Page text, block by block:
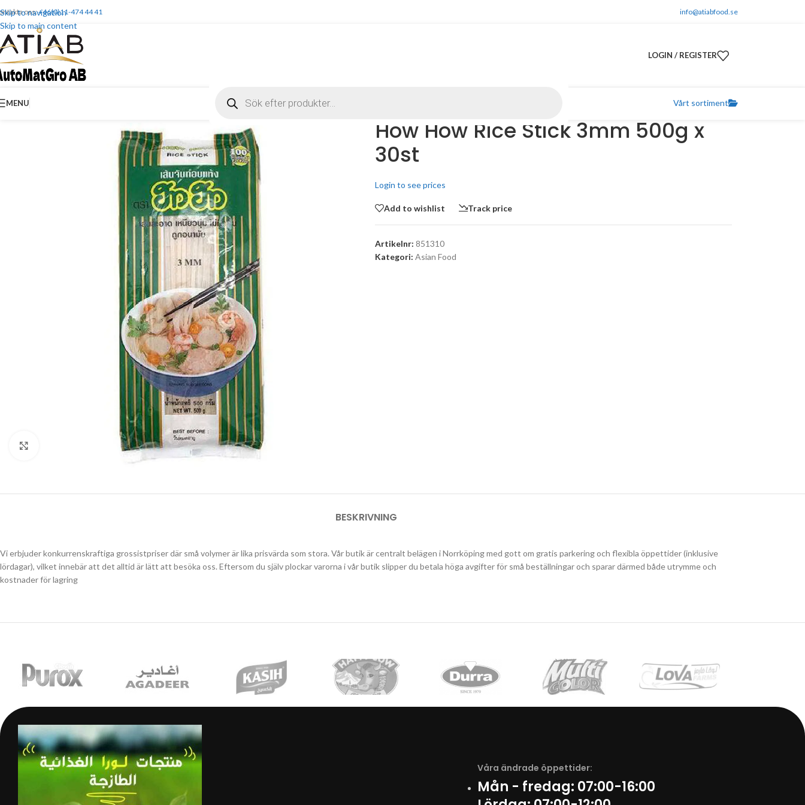
Skip to navigation
Skip to main content
oss:+46(0)11-474 44 41 info@atiabfood.se
LOGIN / REGISTER
MENU Vårt sortiment
How How Rice Stick 3mm 500g x
30st
Login to see prices
Add to wishlist Track price
Artikelnr: 851310
Kategori: Asian Food
BESKRIVNING
Vi erbjuder konkurrenskraftiga grossistpriser där små volymer är lika prisvärda som stora. Vår butik är centralt belägen i Norrköping med gott om gratis parkering och flexibla öppettider (inklusive
lördagar), vilket innebär att det alltid är lätt att besöka oss. Eftersom du själv plockar varorna i vår butik slipper du betala höga avgifter för små beställningar och sparar därmed både utrymme och
kostnader för lagring
Våra ändrade öppettider:
Mån - fredag: 07:00-16:00